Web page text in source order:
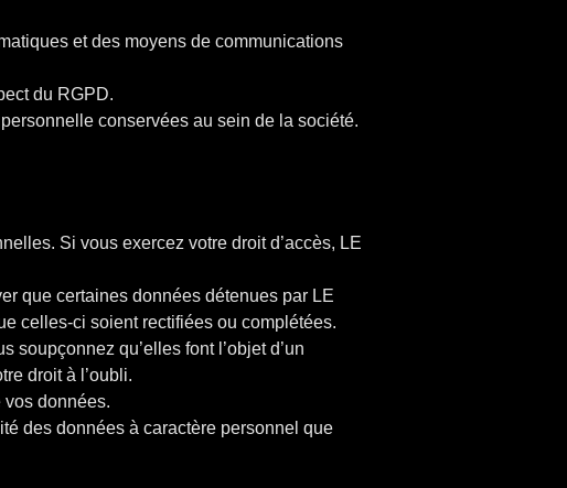
et des moyens de communications
du RGPD.
conservées au sein de la société.
Si vous exercez votre droit d’accès, LE
que certaines données détenues par LE
celles-ci soient rectifiées ou complétées.
soupçonnez qu’elles font l’objet d’un
droit à l’oubli.
données.
des données à caractère personnel que